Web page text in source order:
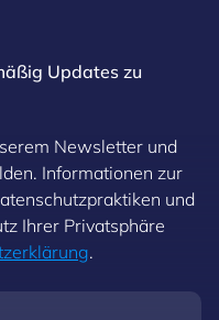
Updates zu
Newsletter und
Informationen zur
und
Ihrer Privatsphäre
.